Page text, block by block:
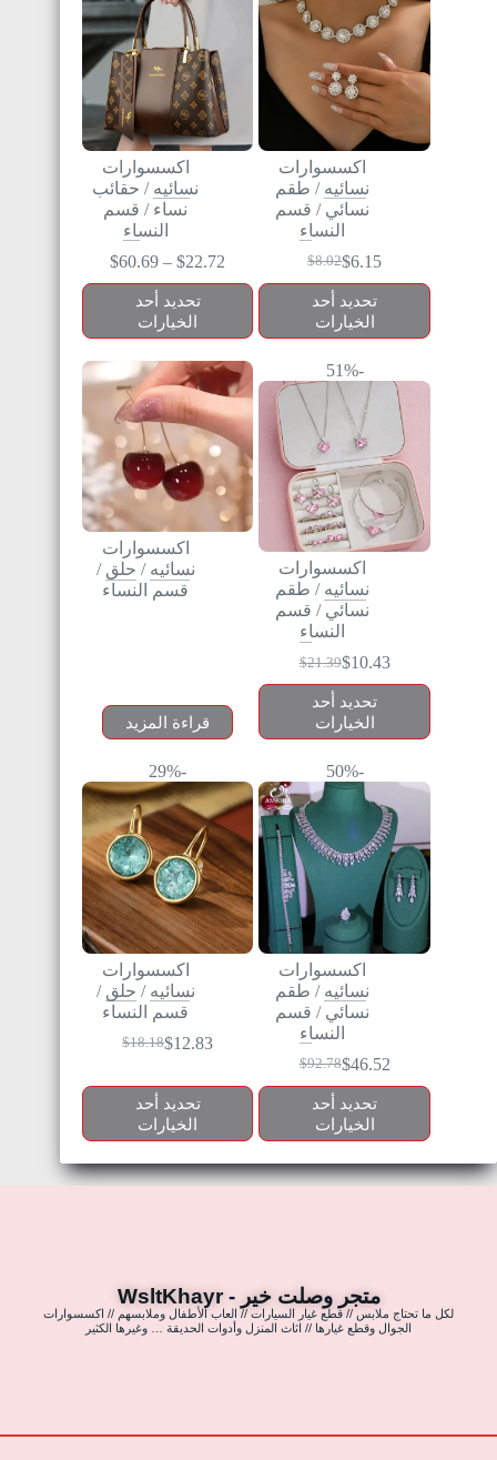
اكسسوارات
نسائيه / طقم
نسائي / قسم
النساء
$8.02$6.15
تحديد أحد
الخيارات
اكسسوارات
نسائيه / حقائب
نساء / قسم
النساء
$22.72
–
$60.69
تحديد أحد
الخيارات
-51%
اكسسوارات
نسائيه / طقم
نسائي / قسم
النساء
$21.39$10.43
تحديد أحد
الخيارات
اكسسوارات
نسائيه / حلق /
قسم النساء
قراءة المزيد
-50%
اكسسوارات
نسائيه / طقم
نسائي / قسم
النساء
$92.78$46.52
تحديد أحد
الخيارات
-29%
اكسسوارات
نسائيه / حلق /
قسم النساء
$18.18$12.83
تحديد أحد
الخيارات
متجر وصلت خير - WsltKhayr
لكل ما تحتاج ملابس // قطع غيار السيارات // العاب الأطفال وملابسهم // اكسسوارات
الجوال وقطع غيارها // اثاث المنزل وأدوات الحديقة … وغيرها الكثير